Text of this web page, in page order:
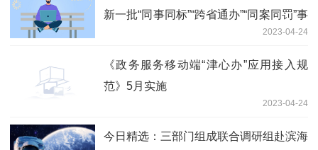
新一批“同事同标”“跨省通办”“同案同罚”事
2023-04-24
《政务服务移动端“津心办”应用接入规
范》5月实施
2023-04-24
今日精选：三部门组成联合调研组赴滨海